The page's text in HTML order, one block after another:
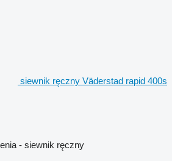
siewnik ręczny Väderstad rapid 400s
- siewnik ręczny